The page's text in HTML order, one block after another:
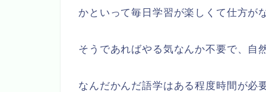
かといって毎日学習が楽しくて仕方が
そうであればやる気なんか不要で、自
なんだかんだ語学はある程度時間が必